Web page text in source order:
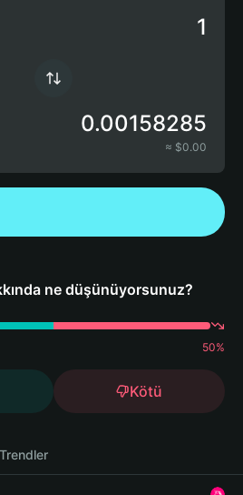
0.00158285
≈ $0.00
ne düşünüyorsunuz?
50%
Kötü
Trendler